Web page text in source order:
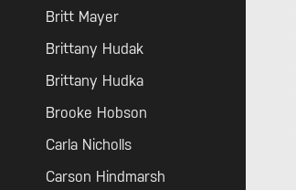
Britt Mayer
Brittany Hudak
Brittany Hudka
Brooke Hobson
Carla Nicholls
Carson Hindmarsh